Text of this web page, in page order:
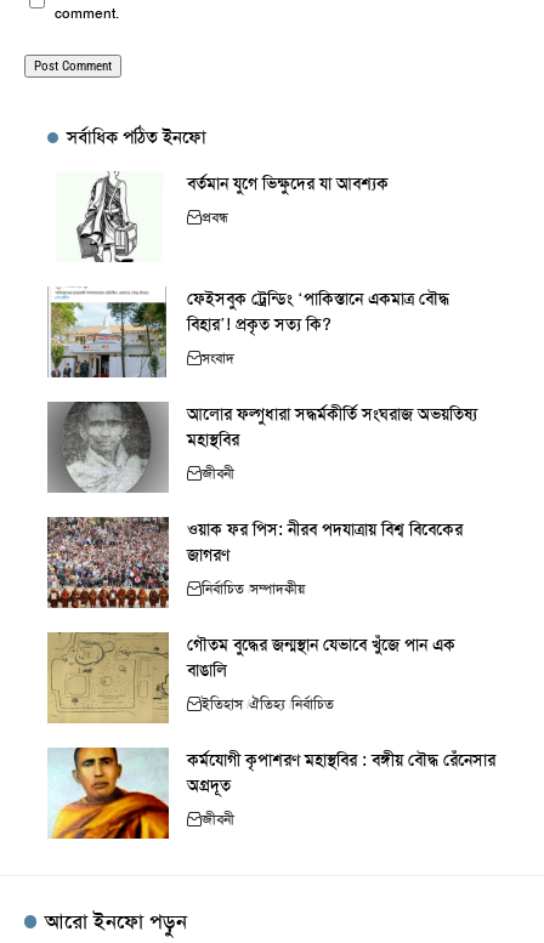
comment.
সর্বাধিক পঠিত ইনফো
বর্তমান যুগে ভিক্ষুদের যা আবশ্যক
প্রবন্ধ
ফেইসবুক ট্রেন্ডিং ‘পাকিস্তানে একমাত্র বৌদ্ধ
বিহার’! প্রকৃত সত্য কি?
সংবাদ
আলোর ফল্গুধারা সদ্ধর্মকীর্তি সংঘরাজ অভয়তিষ্য
মহাস্থবির
জীবনী
ওয়াক ফর পিস: নীরব পদযাত্রায় বিশ্ব বিবেকের
জাগরণ
নির্বাচিত সম্পাদকীয়
গৌতম বুদ্ধের জন্মস্থান যেভাবে খুঁজে পান এক
বাঙালি
ইতিহাস ঐতিহ্য নির্বাচিত
কর্মযোগী কৃপাশরণ মহাস্থবির : বঙ্গীয় বৌদ্ধ রেঁনেসার
অগ্রদূত
জীবনী
আরো ইনফো পড়ুন